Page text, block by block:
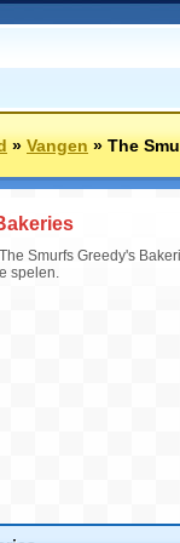
»Vangen»The
Smurfs Greedy's
spelen.